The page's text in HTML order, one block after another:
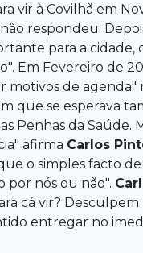
vir à Covilhã em
respondeu.
para a cidade,
Em Fevereiro de
motivos de agenda"
que se esperava
Penhas da Saúde.
afirma Carlos
o simples facto de
por nós ou não".
cá vir?
entregar no